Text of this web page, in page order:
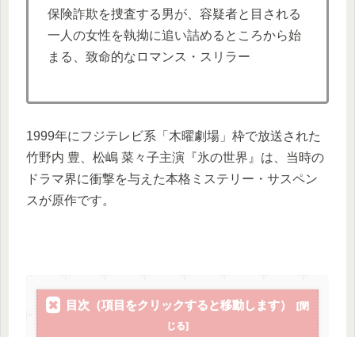
保険詐欺を捜査する男が、容疑者と目される
一人の女性を執拗に追い詰めるところから始
まる、致命的なロマンス・スリラー
1999年にフジテレビ系「木曜劇場」枠で放送された
竹野内 豊、松嶋 菜々子主演『氷の世界 』は、当時の
ドラマ界に衝撃を与えた本格ミステリー・サスペン
スが原作です。
目次（項目をクリックすると移動します）